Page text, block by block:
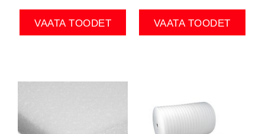
VAATA TOODET VAATA TOODET